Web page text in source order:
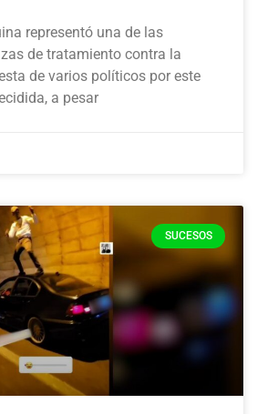
representó una de las
de tratamiento contra la
de varios políticos por este
a pesar
SUCESOS